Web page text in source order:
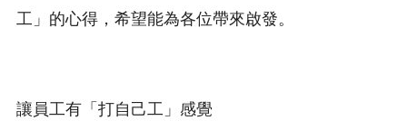
工」的心得，希望能為各位帶來啟發。
讓員工有「打自己工」感覺